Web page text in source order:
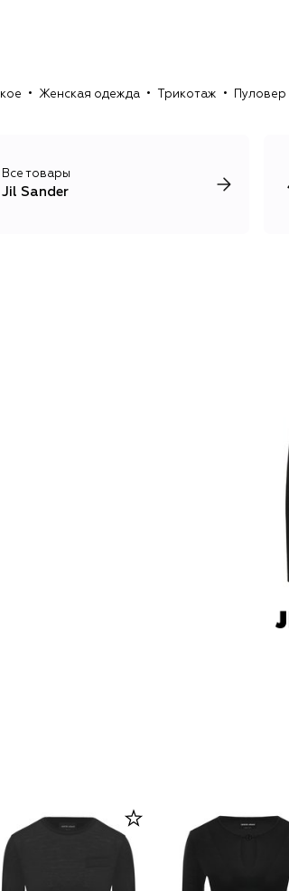
Женская одежда Трикотаж
Все товары
Jil Sander